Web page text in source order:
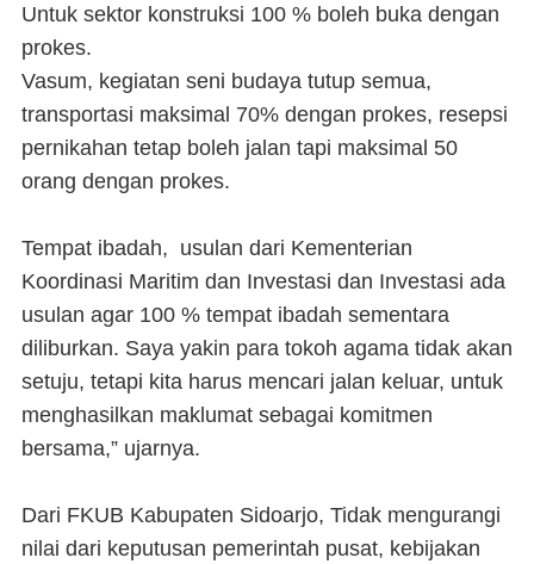
Untuk sektor konstruksi 100 % boleh buka dengan
prokes.
Vasum, kegiatan seni budaya tutup semua,
transportasi maksimal 70% dengan prokes, resepsi
pernikahan tetap boleh jalan tapi maksimal 50
orang dengan prokes.
Tempat ibadah, usulan dari Kementerian
Koordinasi Maritim dan Investasi dan Investasi ada
usulan agar 100 % tempat ibadah sementara
diliburkan. Saya yakin para tokoh agama tidak akan
setuju, tetapi kita harus mencari jalan keluar, untuk
menghasilkan maklumat sebagai komitmen
bersama,” ujarnya.
Dari FKUB Kabupaten Sidoarjo, Tidak mengurangi
nilai dari keputusan pemerintah pusat, kebijakan